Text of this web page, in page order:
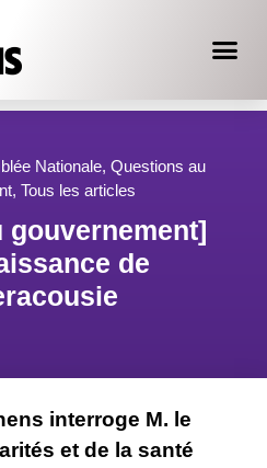
Nationale, Questions au
, Tous les articles
gouvernement]
de
interroge M. le
et de la santé